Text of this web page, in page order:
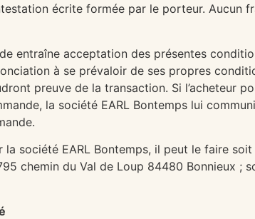
écrite formée par le porteur. Aucun
entraîne acceptation des présentes
à se prévaloir de ses propres
preuve de la transaction. Si l’acheteur
la société EARL Bontemps lui
la société EARL Bontemps, il peut le faire
chemin du Val de Loup 84480 Bonnieux ;